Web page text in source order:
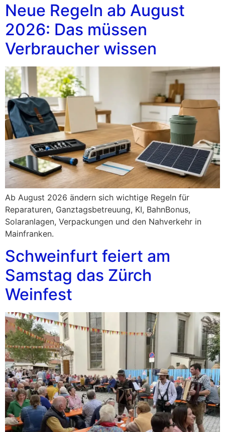
Neue Regeln ab August
2026: Das müssen
Verbraucher wissen
Ab August 2026 ändern sich wichtige Regeln für
Reparaturen, Ganztagsbetreuung, KI, BahnBonus,
Solaranlagen, Verpackungen und den Nahverkehr in
Mainfranken.
Schweinfurt feiert am
Samstag das Zürch
Weinfest